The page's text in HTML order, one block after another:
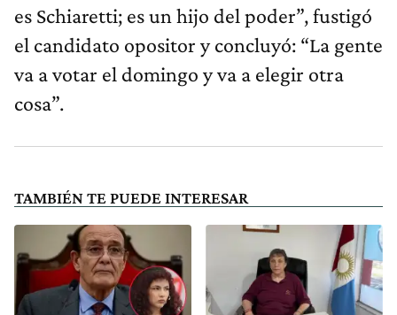
es Schiaretti; es un hijo del poder”, fustigó
el candidato opositor y concluyó: “La gente
va a votar el domingo y va a elegir otra
cosa”.
TAMBIÉN TE PUEDE INTERESAR